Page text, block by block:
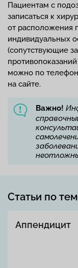
Пациентам с
записаться к
от расположения
индивидуальных
(сопутствующие
можно по
на сайте.
Важно!
Статьи по
Аппендицит